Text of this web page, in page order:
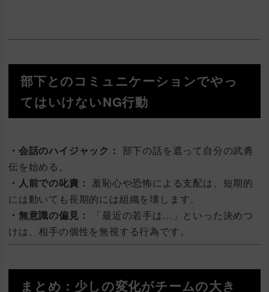
部下とのコミュニケーションでやっ
てはいけないNG行動
・会話のハイジャック： 部下の話を遮って自分の武勇
伝を始める。
・人前での叱責： 羞恥心や恐怖による支配は、短期的
には動いても長期的には組織を壊します。
・無意識の偏見：
「最近の若手は…」といった決めつ
けは、相手の個性を無視する行為です。
まとめ：少しの変化がチームの大き